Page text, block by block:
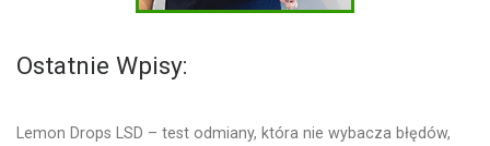
Ostatnie Wpisy:
Lemon Drops LSD – test odmiany, która nie wybacza błędów,